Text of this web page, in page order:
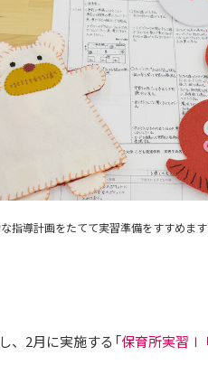
指導計画をたてて実習準備をすすめます
、2月に実施する「保育所実習Ⅰ